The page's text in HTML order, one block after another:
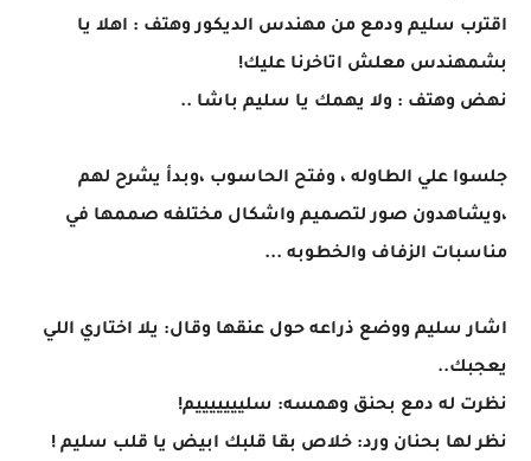
اقترب سليم ودمع من مهندس الديكور وهتف : اهلا يا
بشمهندس معلش اتاخرنا عليك!
نهض وهتف : ولا يهمك يا سليم باشا ..
جلسوا علي الطاوله ، وفتح الحاسوب ،وبدأ يشرح لهم
،ويشاهدون صور لتصميم واشكال مختلفه صممها في
مناسبات الزفاف والخطوبه ...
اشار سليم ووضع ذراعه حول عنقها وقال: يلا اختاري اللي
يعجبك..
نظرت له دمع بحنق وهمسه: سليييييييم!
نظر لها بحنان ورد: خلاص بقا قلبك ابيض يا قلب سليم !